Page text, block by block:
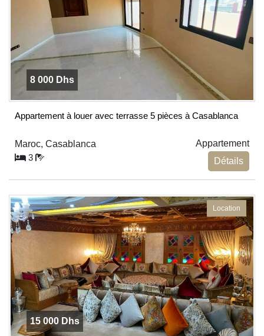
8 000 Dhs
Appartement à louer avec terrasse 5 pièces à Casablanca
Maroc, Casablanca
Appartement
3
Détails
Location
15 000 Dhs